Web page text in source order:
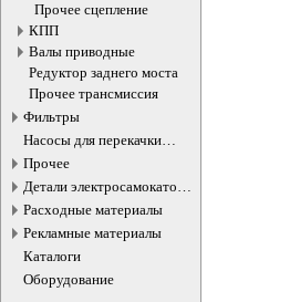
Прочее сцепление
КПП
Валы приводные
Редуктор заднего моста
Прочее трансмиссия
Фильтры
Насосы для перекачки
жидкостей
Прочее
Детали электросамокатов и
электротранспорта
Расходные материалы
Рекламные материалы
Каталоги
Оборудование